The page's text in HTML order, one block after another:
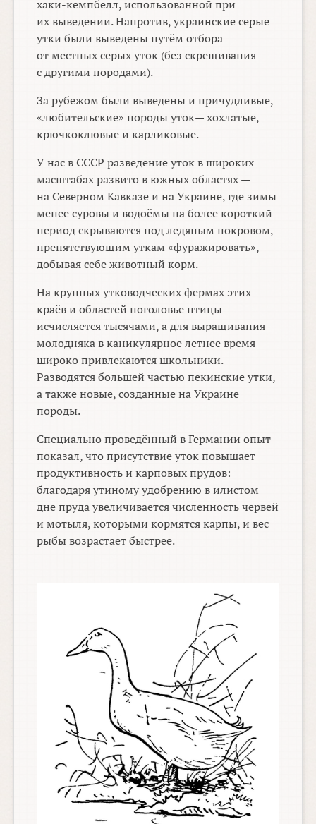
хаки-кемпбелл, использованной при
их выведении. Напротив, украинские серые
утки были выведены путём отбора
от местных серых уток (без скрещивания
с другими породами).
За рубежом были выведены и причудливые,
«любительские» породы уток— хохлатые,
крючкоклювые и карликовые.
У нас в СССР разведение уток в широких
масштабах развито в южных областях —
на Северном Кавказе и на Украине, где зимы
менее суровы и водоёмы на более короткий
период скрываются под ледяным покровом,
препятствующим уткам «фуражировать»,
добывая себе животный корм.
На крупных утководческих фермах этих
краёв и областей поголовье птицы
исчисляется тысячами, а для выращивания
молодняка в каникулярное летнее время
широко привлекаются школьники.
Разводятся большей частью пекинские утки,
а также новые, созданные на Украине
породы.
Специально проведённый в Германии опыт
показал, что присутствие уток повышает
продуктивность и карповых прудов:
благодаря утиному удобрению в илистом
дне пруда увеличивается численность червей
и мотыля, которыми кормятся карпы, и вес
рыбы возрастает быстрее.